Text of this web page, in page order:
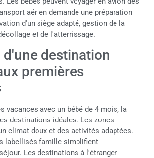
aérien demande une préparation
d'un siège adapté, gestion de la
et de l'atterrissage.
d'une destination
premières
vacances avec un bébé de 4 mois, la
destinations idéales. Les zones
climat doux et des activités adaptées.
labellisés famille simplifient
Les destinations à l'étranger